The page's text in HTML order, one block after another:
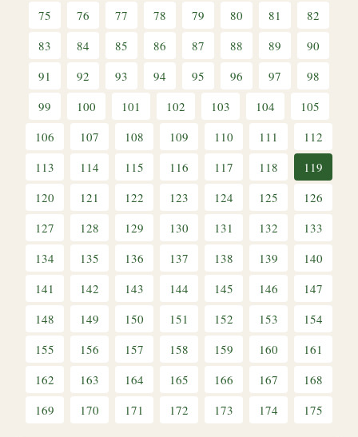
75
76 77 78 79 80 81
82
83
84 85 86 87 88 89
90
91
92 93 94 95 96 97
98
99
100 101 102 103 104
105
106
107 108 109 110 111
112
113
114 115 116 117 118
119
120
121 122 123 124 125
126
127
128 129 130 131 132
133
134
135 136 137 138 139
140
141
142 143 144 145 146
147
148
149 150 151 152 153
154
155
156 157 158 159 160
161
162
163 164 165 166 167
168
169
170 171 172 173 174 175